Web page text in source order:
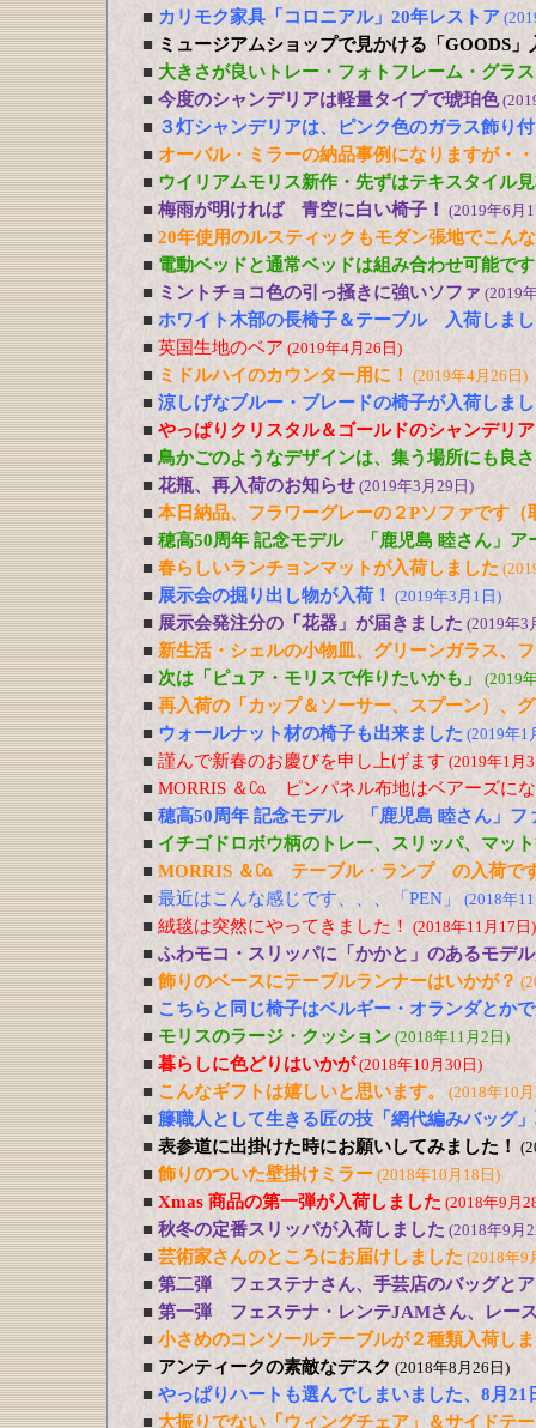
■ カリモク家具「コロニアル」20年レストア
■ ミュージアムショップで見かける「GOODS」
■ 大きさが良いトレー・フォトフレーム・グラ
■ 今度のシャンデリアは軽量タイプで琥珀色
■ ３灯シャンデリアは、ピンク色のガラス飾り付
■ オーバル・ミラーの納品事例になりますが・
■ ウイリアムモリス新作・先ずはテキスタイル
■ 梅雨が明ければ 青空に白い椅子！ (2019年6月
■ 20年使用のルスティックもモダン張地でこん
■ 電動ベッドと通常ベッドは組み合わせ可能です
■ ミントチョコ色の引っ掻きに強いソファ (2019
■ ホワイト木部の長椅子＆テーブル 入荷しま
■ 英国生地のベア (2019年4月26日)
■ ミドルハイのカウンター用に！ (2019年4月26日)
■ 涼しげなブルー・ブレードの椅子が入荷しま
■ やっぱりクリスタル＆ゴールドのシャンデリ
■ 鳥かごのようなデザインは、集う場所にも良
■ 花瓶、再入荷のお知らせ (2019年3月29日)
■ 本日納品、フラワーグレーの２Pソファです（
■ 穂高50周年 記念モデル 「鹿児島 睦さん」
■ 春らしいランチョンマットが入荷しました
■ 展示会の掘り出し物が入荷！ (2019年3月1日)
■ 展示会発注分の「花器」が届きました (2019年3
■ 新生活・シェルの小物皿、グリーンガラス、
■ 次は「ピュア・モリスで作りたいかも」 (2019
■ 再入荷の「カップ＆ソーサー、スプーン）、
■ ウォールナット材の椅子も出来ました (2019年1
■ 謹んで新春のお慶びを申し上げます (2019年1月
■ MORRIS ＆㏇ ピンパネル布地はベアーズに
■ 穂高50周年 記念モデル 「鹿児島 睦さん」フ
■ イチゴドロボウ柄のトレー、スリッパ、マッ
■ MORRIS ＆㏇ テーブル・ランプ の入荷で
■ 最近はこんな感じです、、、「PEN」 (2018年
■ 絨毯は突然にやってきました！ (2018年11月17日)
■ ふわモコ・スリッパに「かかと」のあるモデ
■ 飾りのベースにテーブルランナーはいかが？
■ こちらと同じ椅子はベルギー・オランダとか
■ モリスのラージ・クッション (2018年11月2日)
■ 暮らしに色どりはいかが(2018年10月30日)
■ こんなギフトは嬉しいと思います。 (2018年10
■ 籐職人として生きる匠の技「網代編みバッグ
■ 表参道に出掛けた時にお願いしてみました！
■ 飾りのついた壁掛けミラー (2018年10月18日)
■ Xmas 商品の第一弾が入荷しました (2018年9月
■ 秋冬の定番スリッパが入荷しました (2018年9月
■ 芸術家さんのところにお届けしました (2018年9
■ 第二弾 フェステナさん、手芸店のバッグと
■ 第一弾 フェステナ・レンテJAMさん、レー
■ 小さめのコンソールテーブルが２種類入荷し
■ アンティークの素敵なデスク (2018年8月26日)
■ やっぱりハートも選んでしまいました、8月21
■ 大振りでない「ウィングチェア」＆サイドテ